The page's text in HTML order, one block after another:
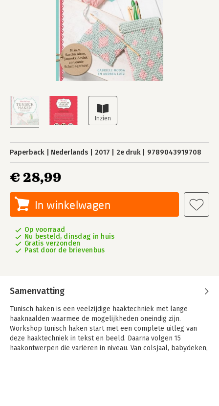
Paperback Nederlands 2017 2e druk 9789043919708
€ 28,99
In winkelwagen
Op voorraad
Nu besteld, dinsdag in huis
Gratis verzonden
Past door de brievenbus
Samenvatting
Tunisch haken is een veelzijdige haaktechniek met lange
haaknaalden waarmee de mogelijkheden oneindig zijn.
Workshop tunisch haken start met een complete uitleg van
deze haaktechniek in tekst en beeld. Daarna volgen 15
haakontwerpen die variëren in niveau. Van colsjaal, babydeken,